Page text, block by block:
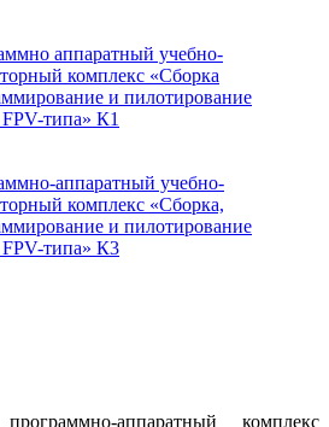
аппаратный учебно-
комплекс «Сборка
и пилотирование
типа» К1
аппаратный учебно-
комплекс «Сборка,
и пилотирование
типа» К3
аппаратный комплекс